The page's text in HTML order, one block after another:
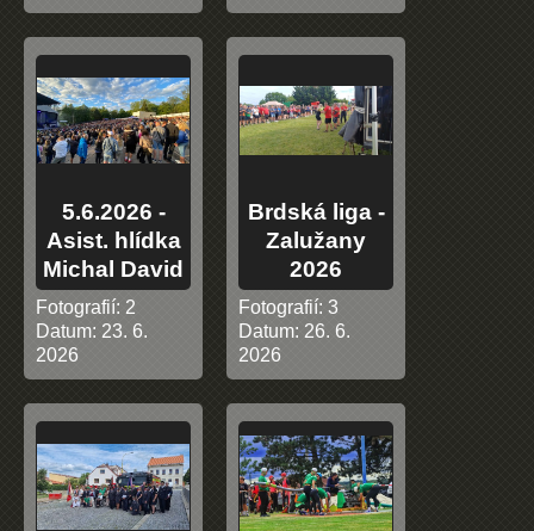
5.6.2026 -
Asist. hlídka
Michal David
Fotografií: 2
Datum: 23. 6.
2026
Brdská liga -
Zalužany
2026
Fotografií: 3
Datum: 26. 6.
2026